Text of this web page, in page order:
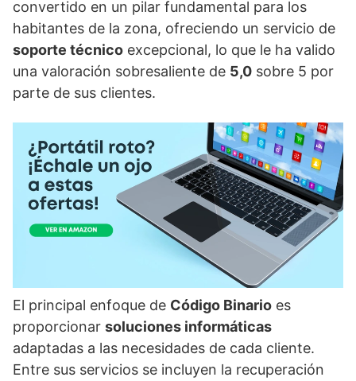
convertido en un pilar fundamental para los
habitantes de la zona, ofreciendo un servicio de
soporte técnico excepcional, lo que le ha valido
una valoración sobresaliente de 5,0 sobre 5 por
parte de sus clientes.
El principal enfoque de Código Binario es
proporcionar soluciones informáticas
adaptadas a las necesidades de cada cliente.
Entre sus servicios se incluyen la recuperación